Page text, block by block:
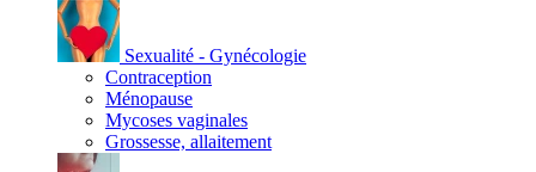
Sexualité - Gynécologie
Contraception
Ménopause
Mycoses vaginales
Grossesse, allaitement